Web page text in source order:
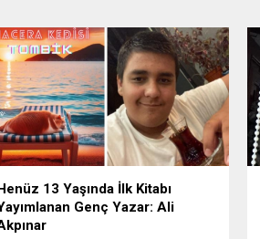
13 Yaşında İlk Kitabı
Genç Yazar: Ali